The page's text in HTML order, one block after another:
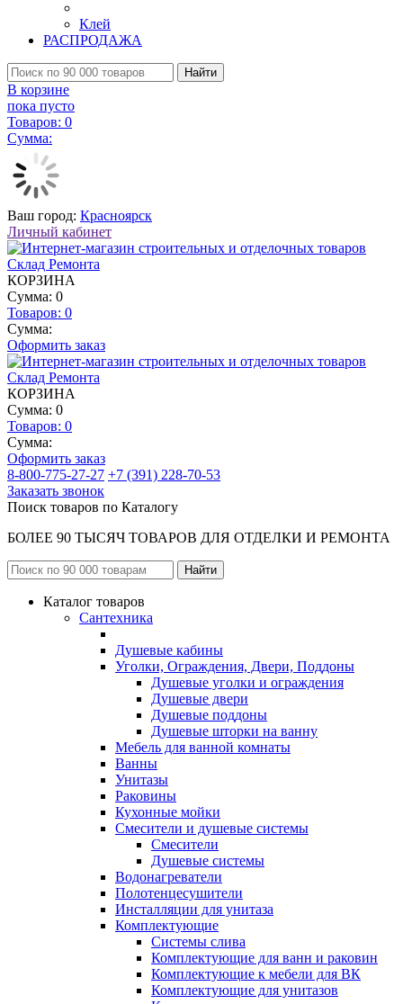
Клей
РАСПРОДАЖА
Найти
В корзине
пока пусто
Товаров: 0
Сумма:
Ваш город: Красноярск
Личный кабинет
КОРЗИНА
Сумма: 0
Товаров: 0
Сумма:
Оформить заказ
КОРЗИНА
Сумма: 0
Товаров: 0
Сумма:
Оформить заказ
8-800-775-27-27 +7 (391) 228-70-53
Заказать звонок
Поиск товаров по Каталогу
БОЛЕЕ 90 ТЫСЯЧ ТОВАРОВ ДЛЯ ОТДЕЛКИ И РЕМОНТА
Каталог товаров
Сантехника
Душевые кабины
Уголки, Ограждения, Двери, Поддоны
Душевые уголки и ограждения
Душевые двери
Душевые поддоны
Душевые шторки на ванну
Мебель для ванной комнаты
Ванны
Унитазы
Раковины
Кухонные мойки
Смесители и душевые системы
Смесители
Душевые системы
Водонагреватели
Полотенцесушители
Инсталляции для унитаза
Комплектующие
Системы слива
Комплектующие для ванн и раковин
Комплектующие к мебели для ВК
Комплектующие для унитазов